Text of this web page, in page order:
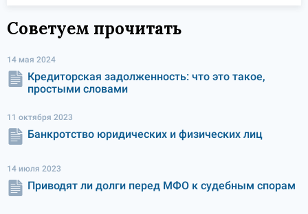
Советуем прочитать
14 мая 2024
Кредиторская задолженность: что это такое,
простыми словами
11 октября 2023
Банкротство юридических и физических лиц
14 июля 2023
Приводят ли долги перед МФО к судебным спорам